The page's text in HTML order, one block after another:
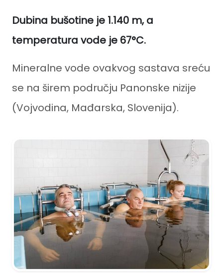
Dubina bušotine je 1.140 m, a
temperatura vode je 67°C.
Mineralne vode ovakvog sastava sreću
se na širem području Panonske nizije
(Vojvodina, Mađarska, Slovenija).